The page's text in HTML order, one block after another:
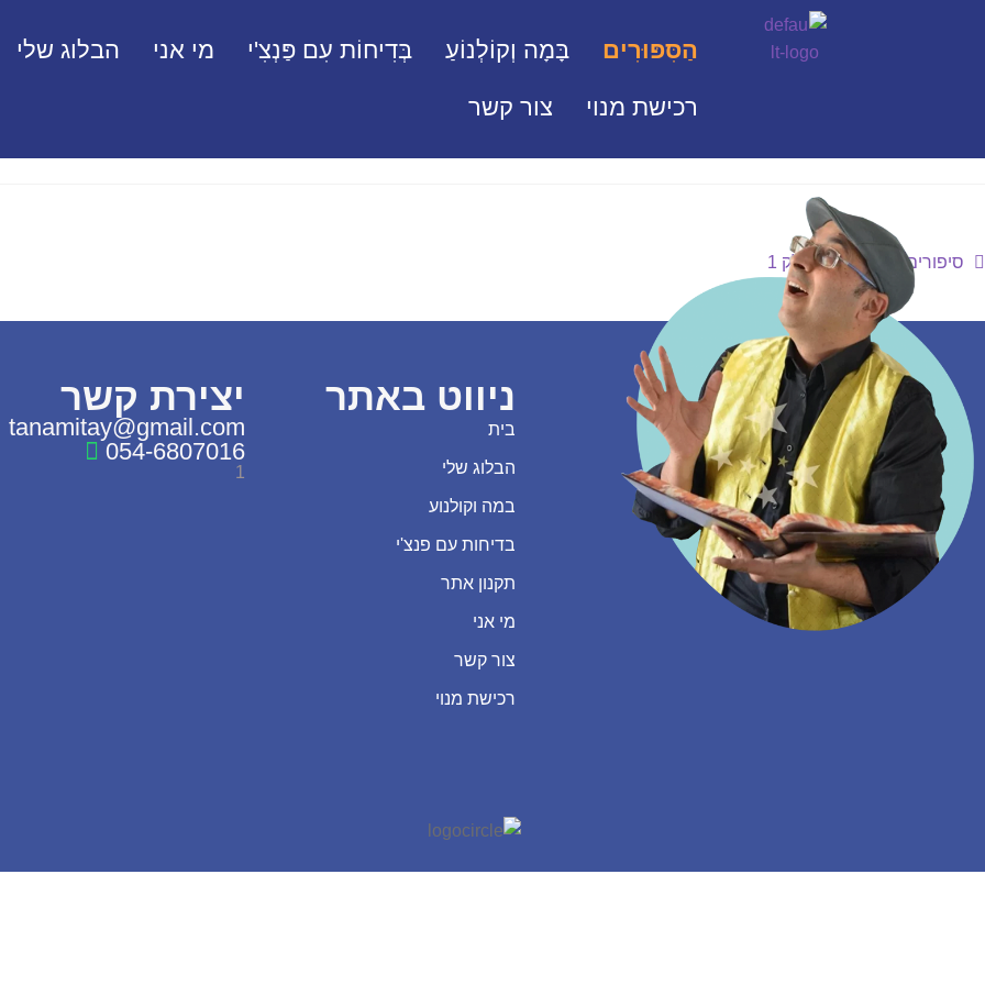
הַסִּפּוּרִים בָּמָה וְקוֹלְנוֹעַ בְּדִיחוֹת עִם פַּנְצִ'י מי אני הבלוג שלי
רכישת מנוי צור קשר
סיפורים על תפילה – חלק 1
ניווט באתר
בית
הבלוג שלי
במה וקולנוע
בדיחות עם פנצ'י
תקנון אתר
מי אני
צור קשר
רכישת מנוי
יצירת קשר
tanamitay@gmail.com
054-6807016
1